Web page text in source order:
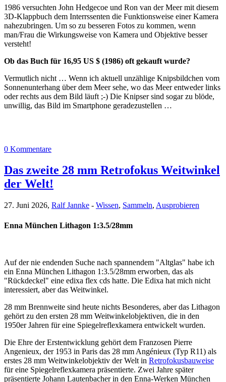
1986 versuchten John Hedgecoe und Ron van der Meer mit diesem
3D-Klappbuch dem Interrssenten die Funktionsweise einer Kamera
nahezubringen. Um so zu besseren Fotos zu kommen, wenn
man/Frau die Wirkungsweise von Kamera und Objektive besser
versteht!
Ob das Buch für 16,95 US $ (1986) oft gekauft wurde?
Vermutlich nicht … Wenn ich aktuell unzählige Knipsbildchen vom
Sonnenunterhang über dem Meer sehe, wo das Meer entweder links
oder rechts aus dem Bild läuft ;-) Die Knipser sind sogar zu blöde,
unwillig, das Bild im Smartphone geradezustellen …
0 Kommentare
Das zweite 28 mm Retrofokus Weitwinkel
der Welt!
27. Juni 2026, Ralf Jannke - Wissen, Sammeln, Ausprobieren
Enna München Lithagon 1:3.5/28mm
Auf der nie endenden Suche nach spannendem "Altglas" habe ich
ein Enna München Lithagon 1:3.5/28mm erworben, das als
"Rückdeckel" eine edixa flex cds hatte. Die Edixa hat mich nicht
interessiert, aber das Weitwinkel.
28 mm Brennweite sind heute nichts Besonderes, aber das Lithagon
gehört zu den ersten 28 mm Weitwinkelobjektiven, die in den
1950er Jahren für eine Spiegelreflexkamera entwickelt wurden.
Die Ehre der Erstentwicklung gehört dem Franzosen Pierre
Angenieux, der 1953 in Paris das 28 mm Angénieux (Typ R11) als
erstes 28 mm Weitwinkelobjektiv der Welt in Retrofokusbauweise
für eine Spiegelreflexkamera präsentierte. Zwei Jahre später
präsentierte Johann Lautenbacher in den Enna-Werken München